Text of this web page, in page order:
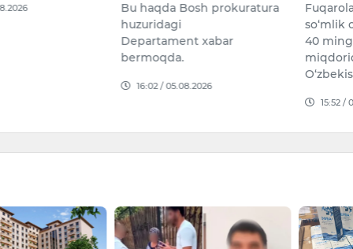
prokuratura
Fuqarolardan biri 450 mln
so‘mlik oltinni, boshqasi esa
40 ming AQSh dollar
miqdoridagi banknotlarni
tadbir